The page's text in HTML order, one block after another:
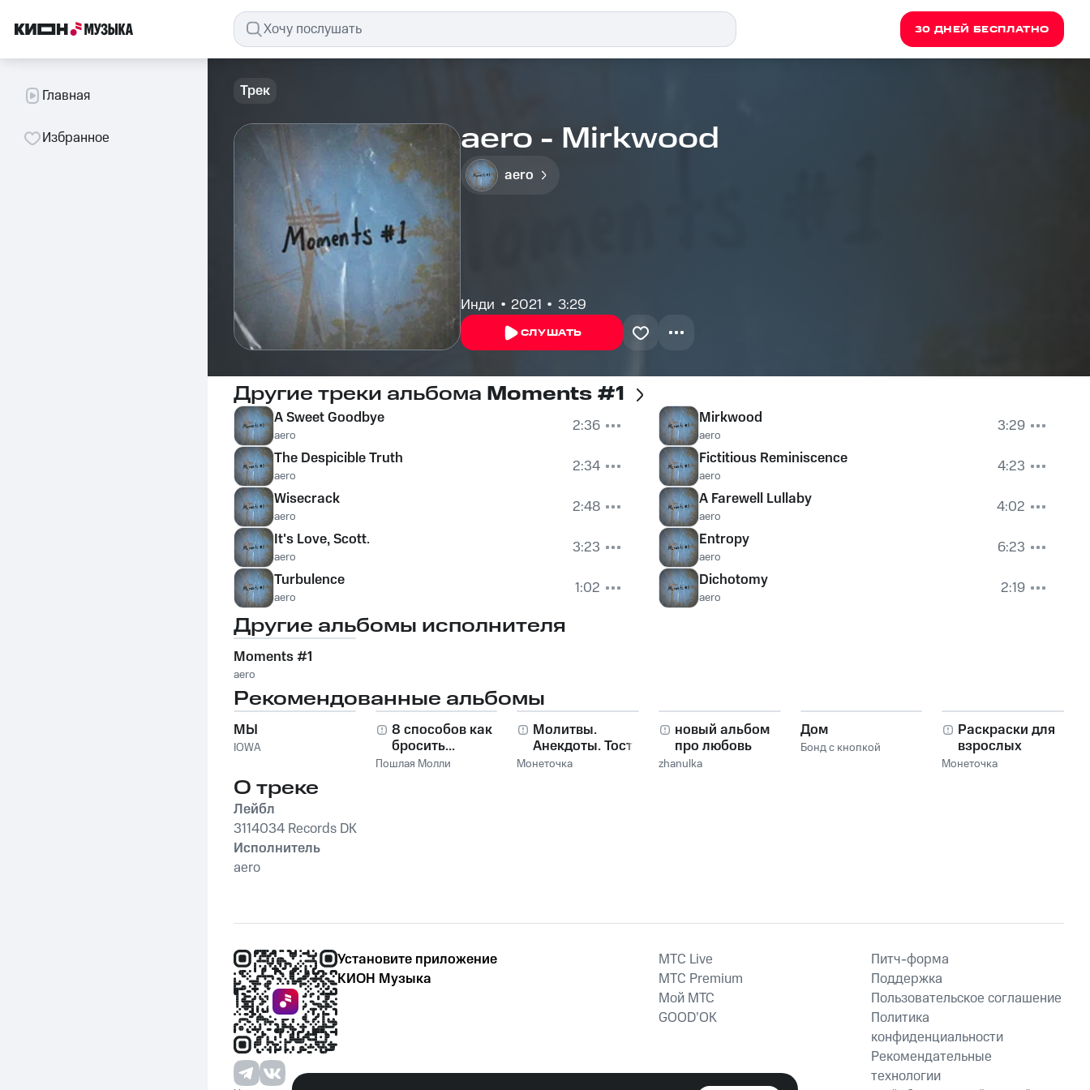
30 ДНЕЙ БЕСПЛАТНО
Главная
Избранное
Трек
aero - Mirkwood
aero
Инди 2021 3:29
СЛУШАТЬ
Другие треки альбома Moments #1
A Sweet Goodbye
aero
2:36
The Despicible Truth
aero
2:34
Wisecrack
aero
2:48
It's Love, Scott.
aero
3:23
Turbulence
aero 1:02
Mirkwood
aero
3:29
Fictitious Reminiscence
aero
4:23
A Farewell Lullaby
aero
4:02
Entropy
aero
6:23
Dichotomy
aero 2:19
Другие альбомы исполнителя
Moments #1
aero
Рекомендованные альбомы
МЫ
IOWA
8 способов как
бросить...
Пошлая Молли
Молитвы.
Анекдоты. Тосты.
Монеточка
новый альбом
про любовь
zhanulka
Дом
Бонд с кнопкой
Раскраски для
взрослых
Монеточка
О треке
Лейбл
3114034 Records DK
Исполнитель
aero
Установите приложение
КИОН Музыка
MTС Live
MTС Premium
Мой МТС
GOOD’OK
Питч-форма
Поддержка
Пользовательское соглашение
Политика
конфиденциальности
Рекомендательные
технологии